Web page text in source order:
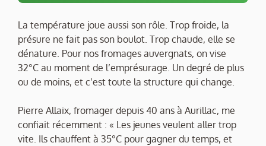
La température joue aussi son rôle. Trop froide, la
présure ne fait pas son boulot. Trop chaude, elle se
dénature. Pour nos fromages auvergnats, on vise
32°C au moment de l’emprésurage. Un degré de plus
ou de moins, et c’est toute la structure qui change.
Pierre Allaix, fromager depuis 40 ans à Aurillac, me
confiait récemment : « Les jeunes veulent aller trop
vite. Ils chauffent à 35°C pour gagner du temps, et